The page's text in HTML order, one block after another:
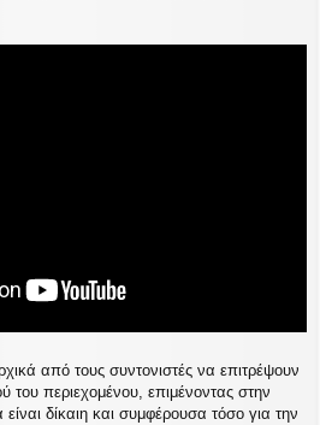
από τους συντονιστές να επιτρέψουν
του περιεχομένου, επιμένοντας στην
δίκαιη και συμφέρουσα τόσο για την